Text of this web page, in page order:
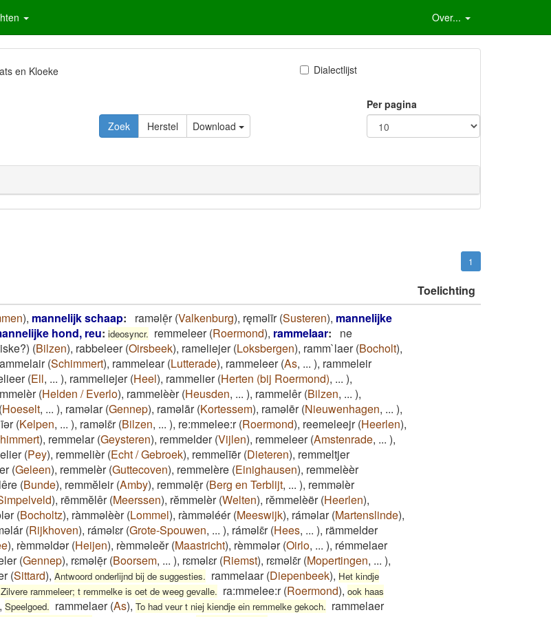
Over...
en Kloeke Dialectlijst
Download
Per pagina
1
Toelichting
), mannelijk schaap: ramǝlē̜r(Valkenburg), ręmǝlīr(Susteren), mannelijke
hond, reu: ideosyncr. remmeleer(Roermond), rammelaar:
ne
(Bilzen), rabbeleer(Oirsbeek), rameliejer(Loksbergen), ramm`laer(Bocholt),
(Schimmert), rammelear(Lutterade), rammeleer(As, ... ), rammeleir
(Ell, ... ), rammeliejer(Heel), rammelier(Herten (bij Roermond), ... ),
(Helden / Everlo), rammelèèr(Heusden, ... ), rammelêr(Bilzen, ... ),
Hoeselt, ... ), raməlar(Gennep), raməlār(Kortessem), raməlēr(Nieuwenhagen, ... ),
(Kelpen, ... ), raməlɛ̄r(Bilzen, ... ), re:mmelee:r(Roermond), reemeleejr(Heerlen),
), remmelar(Geysteren), remmelder(Vijlen), remmeleer(Amstenrade, ... ),
(Pey), remmelièr(Echt / Gebroek), remmelīēr(Dieteren), remmeltjer
(Geleen), remmelèr(Guttecoven), remmelère (Einighausen), remmelèèr
(Bunde), remmĕleir(Amby), remməlēͅr(Berg en Terblijt, ... ), remməlèr
), rēmmĕlêr(Meerssen), rĕmmelèr(Welten), rĕmmelèër(Heerlen),
(Bocholtz), ràmməlèèr(Lommel), ràmməléér(Meeswijk), ráməlar(Martenslinde),
(Rijkhoven), ráməlɛr(Grote-Spouwen, ... ), ráməlɛ̄r(Hees, ... ), rämmelder
), rèmməldər(Heijen), rèmməleĕr(Maastricht), rèmmələr(Oirlo, ... ), rémmelaer
(Gennep), rɛməlēͅr(Boorsem, ... ), rɛməlɛr(Riemst), rɛməlɛ̄r(Mopertingen, ... ),
(Sittard), Antwoord onderlijnd bij de suggesties. rammelaar(Diepenbeek), Het kindje
rammeleer; t remmelke is oet de weeg gevalle. ra:mmelee:r(Roermond), ook haas
, Speelgoed. rammelaer(As), To had veur t niej kiendje ein remmelke gekoch. rammelaer